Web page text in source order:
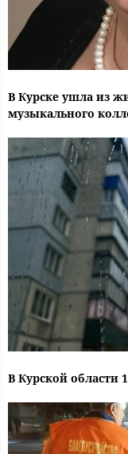
В Курске ушла из
музыкального
В Курской области